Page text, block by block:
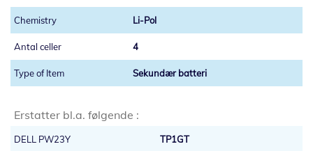
Li-Pol
4
Sekundær batteri
Erstatter bl.a. følgende :
DELL PW23Y TP1GT